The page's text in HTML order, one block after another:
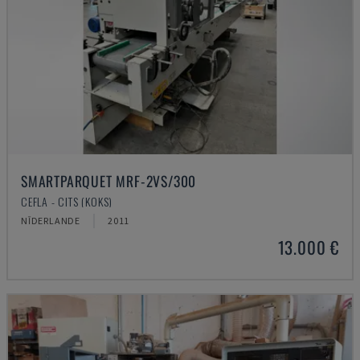
SMARTPARQUET MRF-2VS/300
CEFLA - CITS (KOKS)
NĪDERLANDE 2011
13.000 €